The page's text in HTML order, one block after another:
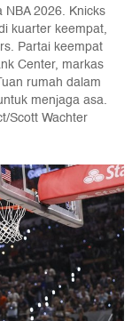
2026. Knicks
kuarter keempat,
Partai keempat
Center, markas
rumah dalam
menjaga asa.
Scott Wachter